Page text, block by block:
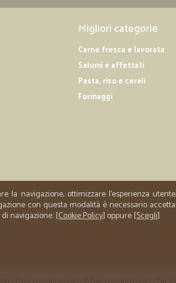
Prezzi buoni
Prezzi buoni, tempi di
cosi.....grazie.
Migliori categorie
Carne fresca e lavorata
Salumi e affettati
Pasta, riso e cerali
Formaggi
la navigazione, ottimizzare l'esperienza
con questa modalità è necessario
navigazione: [Cookie Policy] oppure [Scegli]